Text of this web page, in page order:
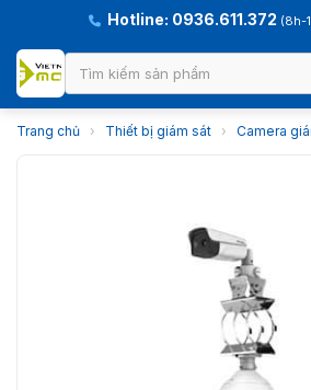
Hotline: 0936.611.372 (8h-
Trang chủ › Thiết bị giám sát › Camera